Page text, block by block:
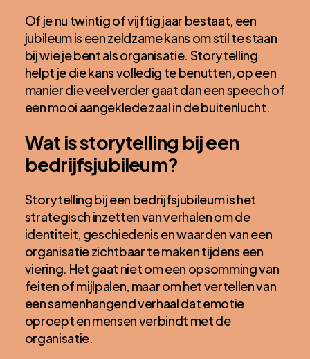
Of je nu twintig of vijftig jaar bestaat, een
jubileum is een zeldzame kans om stil te staan
bij wie je bent als organisatie. Storytelling
helpt je die kans volledig te benutten, op een
manier die veel verder gaat dan een speech of
een mooi aangeklede zaal in de buitenlucht.
Wat is storytelling bij een
bedrijfsjubileum?
Storytelling bij een bedrijfsjubileum is het
strategisch inzetten van verhalen om de
identiteit, geschiedenis en waarden van een
organisatie zichtbaar te maken tijdens een
viering. Het gaat niet om een opsomming van
feiten of mijlpalen, maar om het vertellen van
een samenhangend verhaal dat emotie
oproept en mensen verbindt met de
organisatie.